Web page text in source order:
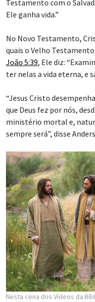
Testamento com o
Ele ganha vida.”
No Novo Testamento,
quais o Velho
João 5:39, Ele diz:
ter nelas a vida eterna, e
“Jesus Cristo
que Deus fez por nós,
ministério mortal e,
sempre será”, disse
Nesta cena dos Vídeos da